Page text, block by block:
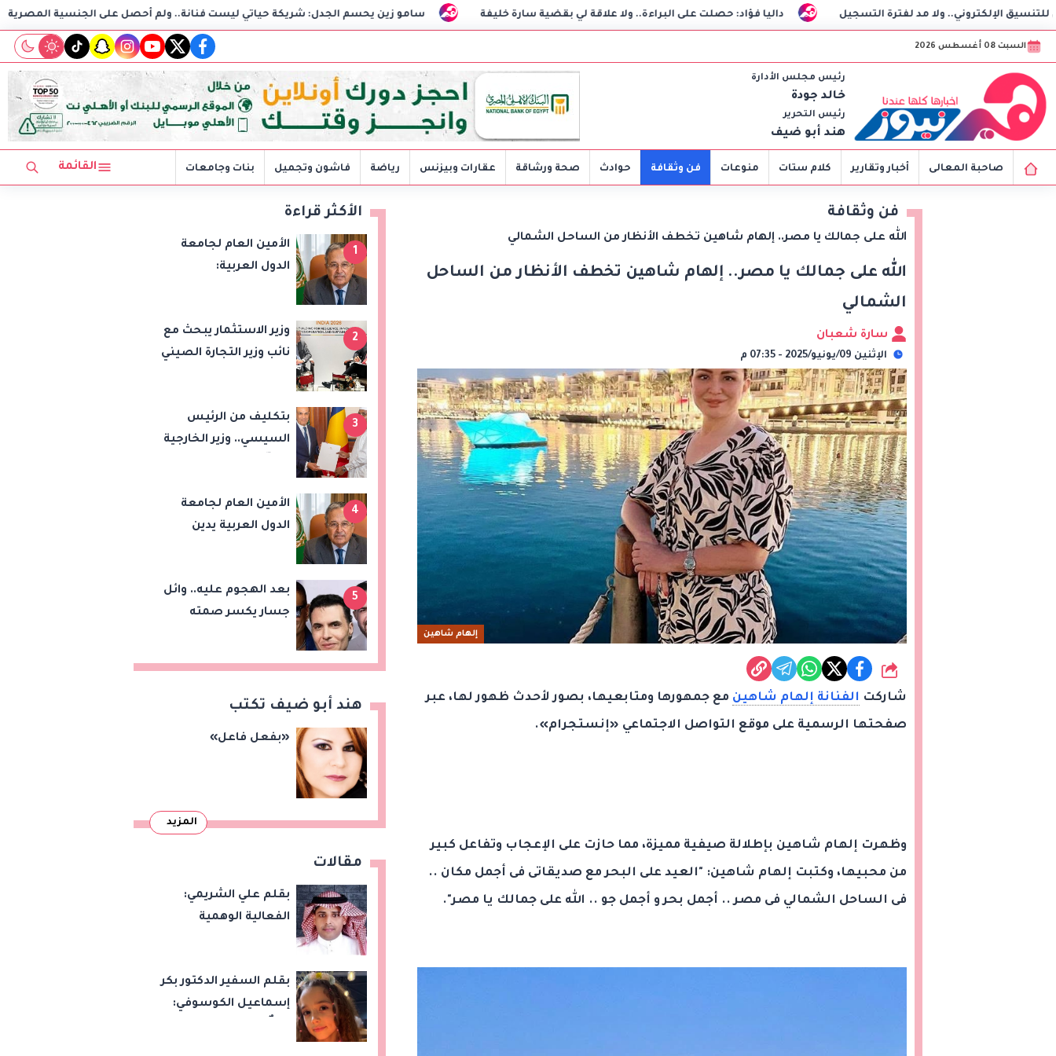
استغاثة هزت سامو زين يحسم الجدل: شريكة حياتي ليست فنانة.. ولم أحصل على الجنسية المصرية داليا فؤاد: حصلت على البراءة.. ولا علاقة لي بقضية سارة خليفة مد لفترة التسجيل
السبت 08 أغسطس 2026 facebook
twitter
youtube
instagram
snapchat
tiktok
رئيس مجلس الأدارة
خالد جودة
رئيس التحرير
هند أبو ضيف
صاحبة المعالى أخبار وتقارير كلام ستات منوعات فن وثقافة حوادث صحة ورشاقة عقارات وبيزنس رياضة فاشون وتجميل بنات وجامعات القائمة
فن وثقافة
الله على جمالك يا مصر.. إلهام شاهين تخطف الأنظار من الساحل الشمالي
الله على جمالك يا مصر.. إلهام شاهين تخطف الأنظار من الساحل
الشمالي
سارة شعبان
الإثنين 09/يونيو/2025 - 07:35 م
إلهام شاهين
شارك
شاركت الفنانة إلهام شاهين مع جمهورها ومتابعيها، بصور لأحدث ظهور لها، عبر
صفحتها الرسمية على موقع التواصل الاجتماعي «إنستجرام».
وظهرت إلهام شاهين بإطلالة صيفية مميزة، مما حازت على الإعجاب وتفاعل كبير
من محبيها، وكتبت إلهام شاهين: "العيد على البحر مع صديقاتى فى أجمل مكان ..
فى الساحل الشمالي فى مصر .. أجمل بحر و أجمل جو .. الله على جمالك يا مصر".
الأكثر قراءة
1
الأمين العام لجامعة
الدول العربية:
المنطقة
2
وزير الاستثمار يبحث مع
نائب وزير التجارة الصيني
الصادرات المصرية على
هامش اجتماعات
3
بتكليف من الرئيس
السيسي.. وزير الخارجية
تعزيز الشراكة
الاستراتيجية بين
4
الأمين العام لجامعة
الدول العربية يدين
لوقف التصعيد
5
بعد الهجوم عليه.. وائل
جسار يكسر صمته
هند أبو ضيف تكتب
«بفعل فاعل»
المزيد
مقالات
بقلم علي الشريمي:
الفعالية الوهمية
بقلم السفير الدكتور بكر
إسماعيل الكوسوفي: